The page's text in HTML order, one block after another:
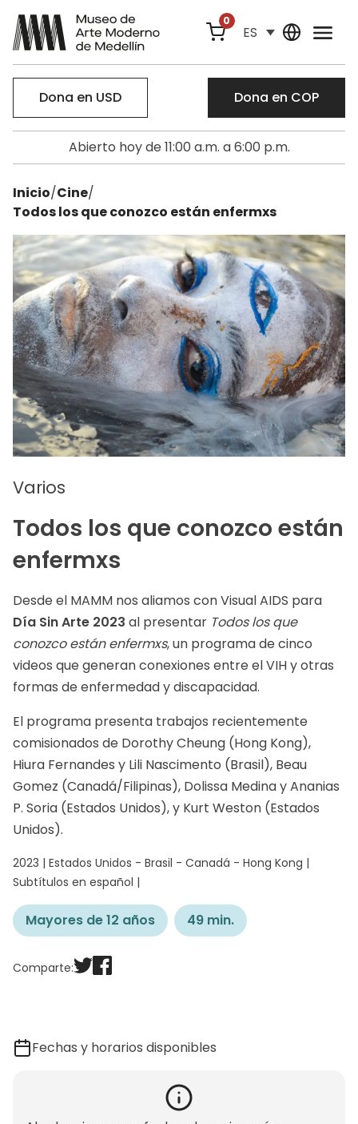
0
ES
Dona en USD Dona en COP
Abierto hoy de 11:00 a.m. a 6:00 p.m.
Inicio/Cine/
Todos los que conozco están enfermxs
Varios
Todos los que conozco están
enfermxs
Desde el MAMM nos aliamos con Visual AIDS para
Día Sin Arte 2023 al presentar Todos los que
conozco están enfermxs, un programa de cinco
videos que generan conexiones entre el VIH y otras
formas de enfermedad y discapacidad.
El programa presenta trabajos recientemente
comisionados de Dorothy Cheung (Hong Kong),
Hiura Fernandes y Lili Nascimento (Brasil), Beau
Gomez (Canadá/Filipinas), Dolissa Medina y Ananias
P. Soria (Estados Unidos), y Kurt Weston (Estados
Unidos).
2023 | Estados Unidos - Brasil - Canadá - Hong Kong |
Subtítulos en español |
Mayores de 12 años 49 min.
Comparte:
Fechas y horarios disponibles